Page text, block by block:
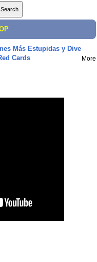
Más Estupidas y Dive
Cards
More